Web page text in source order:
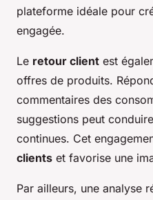
plateforme idéale pour
engagée.
Le retour client est
offres de produits.
commentaires des
suggestions peut
continues. Cet
clients et favorise une
Par ailleurs, une analyse